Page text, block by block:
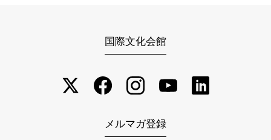
国際文化会館
メルマガ登録